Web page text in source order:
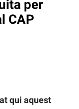
per
CAP
qui aquest